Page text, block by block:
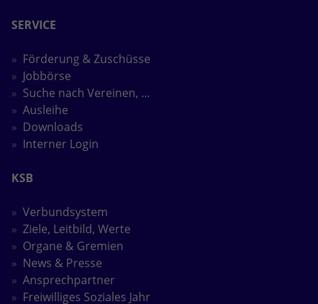
SERVICE
Förderung & Zuschüsse
Jobbörse
Suche nach Vereinen, ...
Ausleihe
Downloads
Interner Login
KSB
Verbundsystem
Ziele, Leitbild, Werte
Organe & Gremien
News & Presse
Ansprechpartner
Freiwilliges Soziales Jahr